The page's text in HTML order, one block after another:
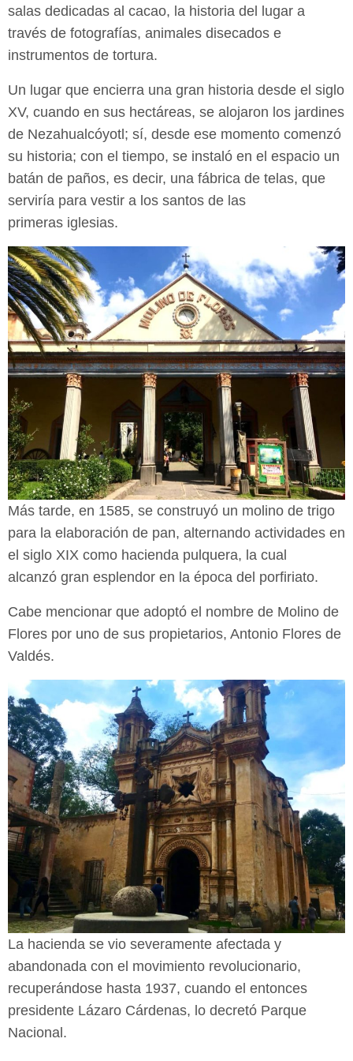
salas dedicadas al cacao, la historia del lugar a
través de fotografías, animales disecados e
instrumentos de tortura.
Un lugar que encierra una gran historia desde el siglo
XV, cuando en sus hectáreas, se alojaron los jardines
de Nezahualcóyotl; sí, desde ese momento comenzó
su historia; con el tiempo, se instaló en el espacio un
batán de paños, es decir, una fábrica de telas, que
serviría para vestir a los santos de las
primeras iglesias.
Más tarde, en 1585, se construyó un molino de trigo
para la elaboración de pan, alternando actividades en
el siglo XIX como hacienda pulquera, la cual
alcanzó gran esplendor en la época del porfiriato.
Cabe mencionar que adoptó el nombre de Molino de
Flores por uno de sus propietarios, Antonio Flores de
Valdés.
La hacienda se vio severamente afectada y
abandonada con el movimiento revolucionario,
recuperándose hasta 1937, cuando el entonces
presidente Lázaro Cárdenas, lo decretó Parque
Nacional.